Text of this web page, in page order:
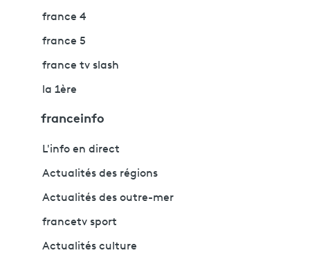
france 4
france 5
france tv slash
la 1ère
franceinfo
L'info en direct
Actualités des régions
Actualités des outre-mer
francetv sport
Actualités culture